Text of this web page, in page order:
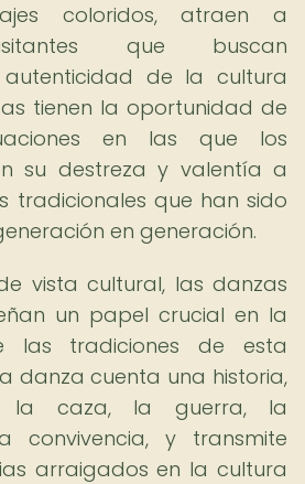
coloridos, atraen a
que buscan
de la cultura
tienen la oportunidad de
en las que los
su destreza y valentía a
tradicionales que han sido
en generación.
vista cultural, las danzas
un papel crucial en la
las tradiciones de esta
danza cuenta una historia,
la caza, la guerra, la
convivencia, y transmite
arraigados en la cultura